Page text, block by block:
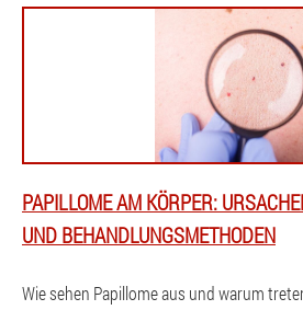
PAPILLOME AM KÖRPER:
UND BEHANDLUNGSMETHODEN
Wie sehen Papillome aus und warum